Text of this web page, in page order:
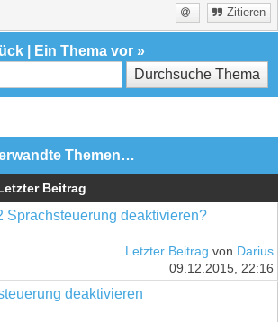
Zitieren
Ein Thema vor »
Themen…
Letzter Beitrag
Sprachsteuerung deaktivieren?
Letzter Beitrag von Darius
09.12.2015, 22:16
deaktivieren